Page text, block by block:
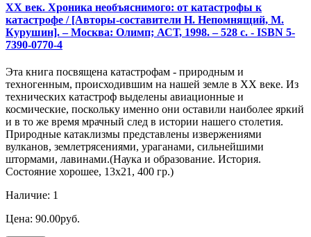
XX век. Хроника необъяснимого: от катастрофы к
катастрофе / [Авторы-составители Н. Непомнящий, М.
Курушин]. – Москва: Олимп; АСТ, 1998. – 528 с. - ISBN 5-
7390-0770-4
Эта книга посвящена катастрофам - природным и
техногенным, происходившим на нашей земле в XX веке. Из
технических катастроф выделены авиационные и
космические, поскольку именно они оставили наиболее яркий
и в то же время мрачный след в истории нашего столетия.
Природные катаклизмы представлены извержениями
вулканов, землетрясениями, ураганами, сильнейшими
штормами, лавинами.(Наука и образование. История.
Состояние хорошее, 13х21, 400 гр.)
Наличие: 1
Цена: 90.00руб.